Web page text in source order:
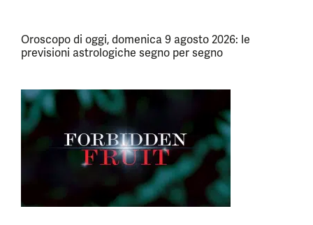
Oroscopo di oggi, domenica 9 agosto 2026: le
previsioni astrologiche segno per segno